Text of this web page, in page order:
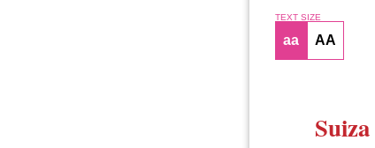
TEXT SIZE
aa AA
Suiza